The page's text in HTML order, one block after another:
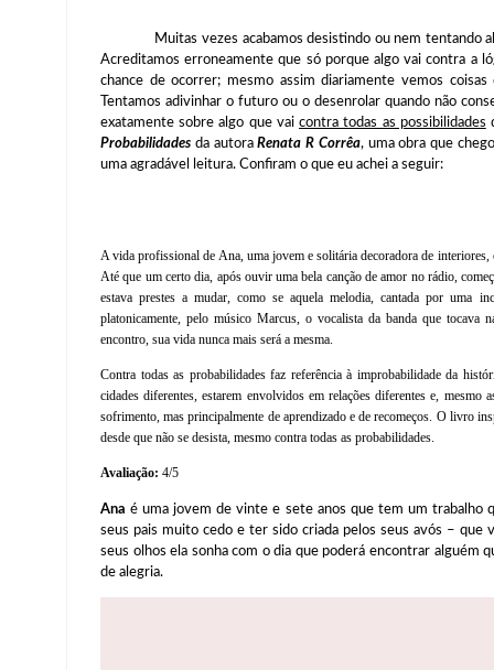
Muitas vezes acabamos desistindo ou nem tentando
Acreditamos erroneamente que só porque algo vai contra a
chance de ocorrer; mesmo assim diariamente vemos
Tentamos adivinhar o futuro ou o desenrolar quando não
exatamente sobre algo que vaicontra todas as possibilidades
Probabilidades da autoraRenata R Corrêa, uma obra que
uma agradável leitura. Confiram o que eu achei a seguir:
A vida profissional de Ana, uma jovem e solitária decoradora de
Até que um certo dia, após ouvir uma bela canção de amor no rádio,
estava prestes a mudar, como se aquela melodia, cantada por uma
platonicamente, pelo músico Marcus, o vocalista da banda que tocava
encontro, sua vida nunca mais será a mesma.
Contra todas as probabilidades faz referência à improbabilidade da
cidades diferentes, estarem envolvidos em relações diferentes e,
sofrimento, mas principalmente de aprendizado e de recomeços. O livro
desde que não se desista, mesmo contra todas as probabilidades.
Avaliação: 4/5
Ana é uma jovem de vinte e sete anos que tem um trabalho
seus pais muito cedo e ter sido criada pelos seus avós – que
seus olhos ela sonha com o dia que poderá encontrar
de alegria.